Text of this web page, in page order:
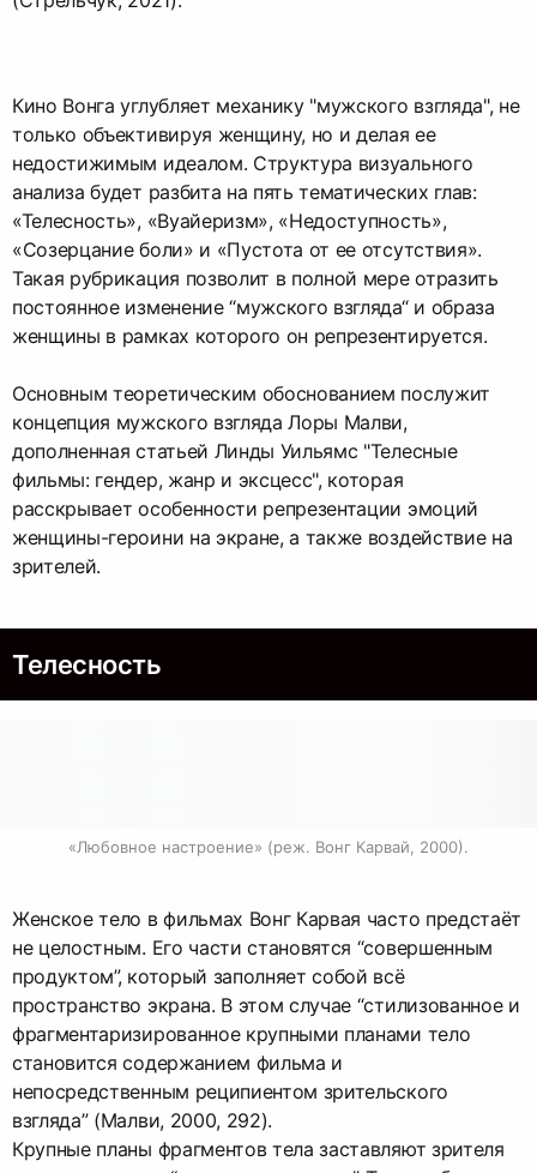
Кино Вонга углубляет механику "мужского взгляда", не
только объективируя женщину, но и делая ее
недостижимым идеалом. Структура визуального
анализа будет разбита на пять тематических глав:
«Телесность», «Вуайеризм», «Недоступность»,
«Созерцание боли» и «Пустота от ее отсутствия».
Такая рубрикация позволит в полной мере отразить
постоянное изменение “мужского взгляда“ и образа
женщины в рамках которого он репрезентируется.
Основным теоретическим обоснованием послужит
концепция мужского взгляда Лоры Малви,
дополненная статьей Линды Уильямс "Телесные
фильмы: гендер, жанр и эксцесс", которая
расскрывает особенности репрезентации эмоций
женщины-героини на экране, а также воздействие на
зрителей.
Телесность
«Любовное настроение» (реж. Вонг Карвай, 2000).
Женское тело в фильмах Вонг Карвая часто предстаёт
не целостным. Его части становятся “совершенным
продуктом”, который заполняет собой всё
пространство экрана. В этом случае “стилизованное и
фрагментаризированное крупными планами тело
становится содержанием фильма и
непосредственным реципиентом зрительского
взгляда” (Малви, 2000, 292).
Крупные планы фрагментов тела заставляют зрителя